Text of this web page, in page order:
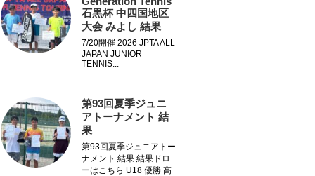
石黒杯 中四国地区
大会 みよし 結果
7/20開催 2026 JPTA ALL
JAPAN JUNIOR
TENNIS...
第93回夏季ジュニ
アトーナメント 結
果
第93回夏季ジュニアトー
ナメント 結果 結果ドロ
ーはこちら U18 優勝 高